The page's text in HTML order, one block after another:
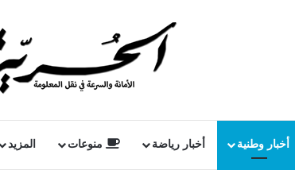
أخبار وطنية أخبار رياضة منوعات المزيد